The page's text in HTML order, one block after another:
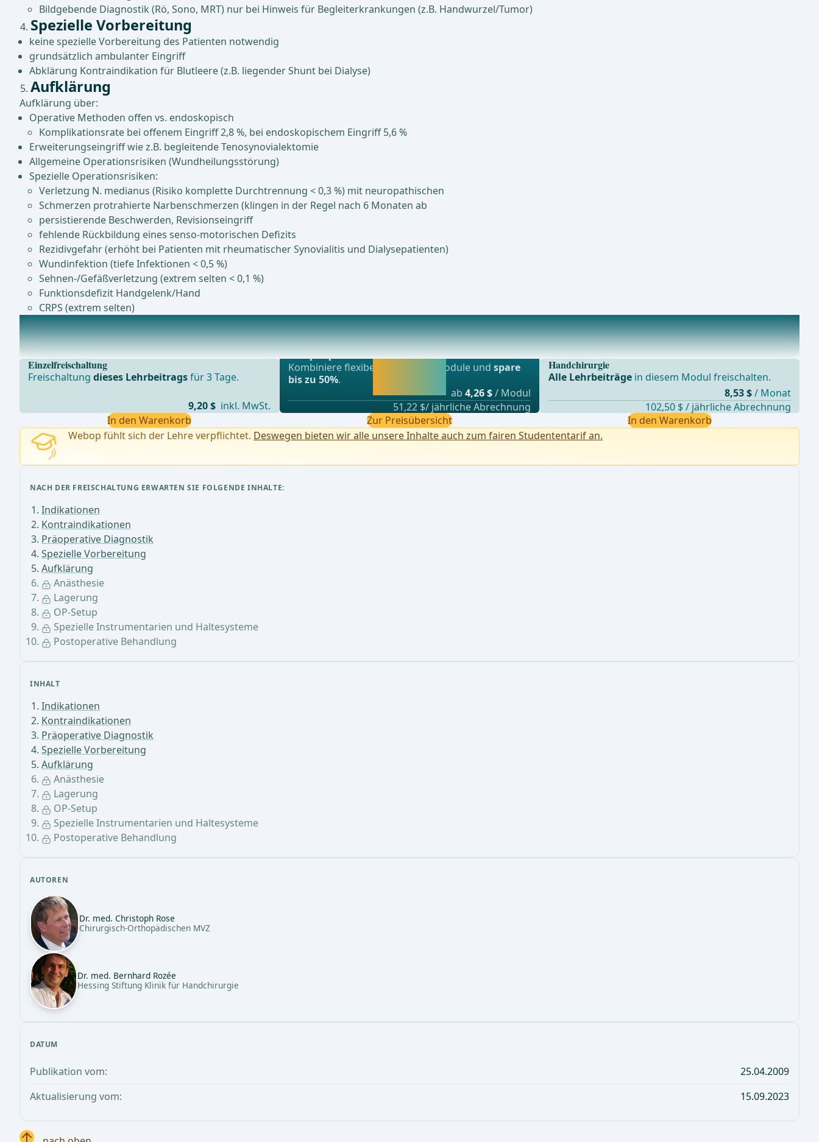
INHALT
Indikationen
Kontraindikationen
Präoperative Diagnostik
Spezielle Vorbereitung
Aufklärung
Anästhesie
Lagerung
OP-Setup
Spezielle Instrumentarien und Haltesysteme
Postoperative Behandlung
AUTOREN
Dr. med. Christoph Rose
Chirurgisch-Orthopädischen MVZ
Dr. med. Bernhard Rozée
Hessing Stiftung Klinik für Handchirurgie
DATUM
Publikation vom:
25.04.2009
Aktualisierung vom:
15.09.2023
Bildgebende Diagnostik (Rö, Sono, MRT) nur bei Hinweis für Begleiterkrankungen (z.B. Handwurzel/Tumor)
Spezielle Vorbereitung
keine spezielle Vorbereitung des Patienten notwendig
grundsätzlich ambulanter Eingriff
Abklärung Kontraindikation für Blutleere (z.B. liegender Shunt bei Dialyse)
Aufklärung
Aufklärung über:
Operative Methoden offen vs. endoskopisch
Komplikationsrate bei offenem Eingriff 2,8 %, bei endoskopischem Eingriff 5,6 %
Erweiterungseingriff wie z.B. begleitende Tenosynovialektomie
Allgemeine Operationsrisiken (Wundheilungsstörung)
Spezielle Operationsrisiken:
Verletzung N. medianus (Risiko komplette Durchtrennung < 0,3 %) mit neuropathischen
Schmerzen protrahierte Narbenschmerzen (klingen in der Regel nach 6 Monaten ab
persistierende Beschwerden, Revisionseingriff
fehlende Rückbildung eines senso-motorischen Defizits
Rezidivgefahr (erhöht bei Patienten mit rheumatischer Synovialitis und Dialysepatienten)
Wundinfektion (tiefe Infektionen < 0,5 %)
Sehnen-/Gefäßverletzung (extrem selten < 0,1 %)
Funktionsdefizit Handgelenk/Hand
CRPS (extrem selten)
Anästhesie
lokale Infiltrationsanästhesie mit feiner Nadelintravenöse Regional-AnästhesiePlexusanästhesieAllge
Einzelfreischaltung
Freischaltungdieses Lehrbeitragsfür 3 Tage.
9,20 $ inkl. MwSt.
In den Warenkorb
Beliebtestes Angebot
webop - Sparflex
Kombiniere flexibel unsere Lernmodule undspare
bis zu 50%.
ab 4,26 $/ Modul
51,22 $/ jährliche Abrechnung
Zur Preisübersicht
Handchirurgie
Alle Lehrbeiträgein diesem Modul freischalten.
8,53 $ / Monat
102,50 $ / jährliche Abrechnung
In den Warenkorb
Webop fühlt sich der Lehre verpflichtet. Deswegen bieten wir alle unsere Inhalte auch zum fairen Studententarif an.
NACH DER FREISCHALTUNG ERWARTEN SIE FOLGENDE INHALTE:
Indikationen
Kontraindikationen
Präoperative Diagnostik
Spezielle Vorbereitung
Aufklärung
Anästhesie
Lagerung
OP-Setup
Spezielle Instrumentarien und Haltesysteme
Postoperative Behandlung